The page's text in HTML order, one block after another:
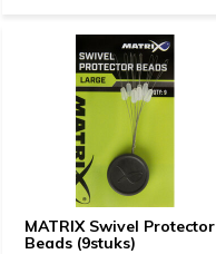
MATRIX Swivel Protector
Beads (9stuks)